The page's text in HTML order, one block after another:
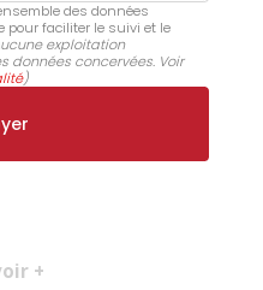
des données
faciliter le suivi et le
exploitation
données concervées. Voir
)
+